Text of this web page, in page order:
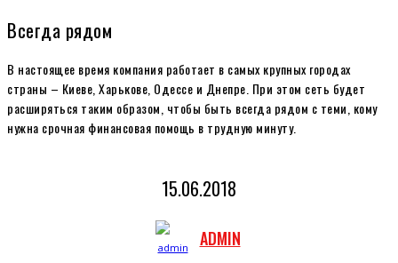
Всегда рядом
В настоящее время компания работает в самых крупных городах
страны – Киеве, Харькове, Одессе и Днепре. При этом сеть будет
расширяться таким образом, чтобы быть всегда рядом с теми, кому
нужна срочная финансовая помощь в трудную минуту.
15.06.2018
ADMIN